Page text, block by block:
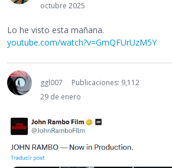
octubre 2025
Lo he visto esta mañana.
youtube.com/watch?v=GmQFUrUzM5Y
ggl007
Publicaciones: 9,112
29 de enero